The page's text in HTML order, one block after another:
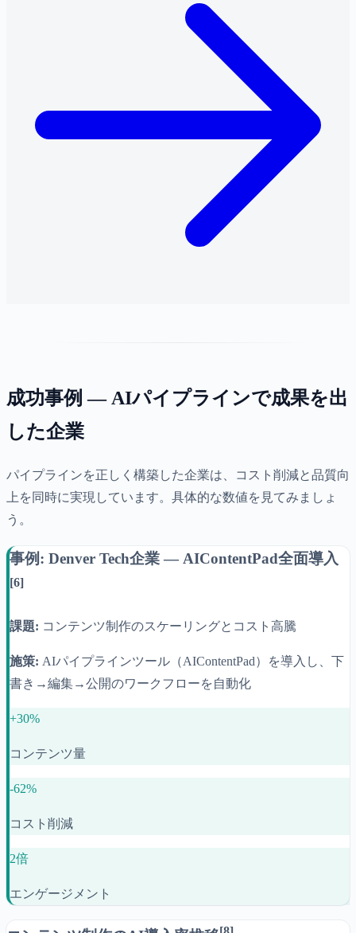
成功事例 — AIパイプラインで成果を出
した企業
パイプラインを正しく構築した企業は、コスト削減と品質向
上を同時に実現しています。具体的な数値を見てみましょ
う。
事例: Denver Tech企業 — AIContentPad全面導入
[6]
課題: コンテンツ制作のスケーリングとコスト高騰
施策: AIパイプラインツール（AIContentPad）を導入し、下
書き→編集→公開のワークフローを自動化
+30%
コンテンツ量
-62%
コスト削減
2倍
エンゲージメント